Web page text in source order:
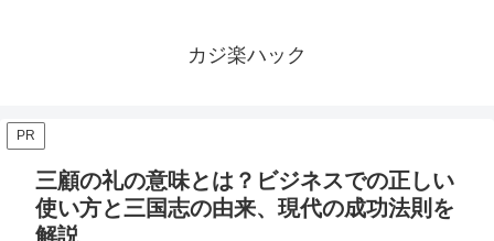
カジ楽ハック
PR
三顧の礼の意味とは？ビジネスでの正しい
使い方と三国志の由来、現代の成功法則を
解説